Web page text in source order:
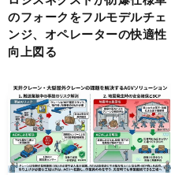
のフォークをフルモデルチェ
ンジ、オペレーターの快適性
向上図る